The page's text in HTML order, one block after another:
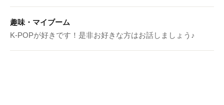
趣味・マイブーム
K-POPが好きです！是非お好きな方はお話しましょう♪